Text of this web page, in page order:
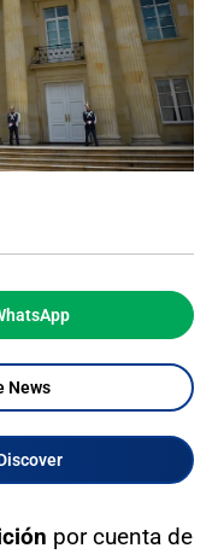
News
por cuenta de